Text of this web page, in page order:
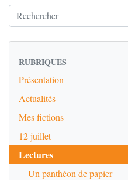
RUBRIQUES
Présentation
Actualités
Mes fictions
12 juillet
Lectures
Un panthéon de papier